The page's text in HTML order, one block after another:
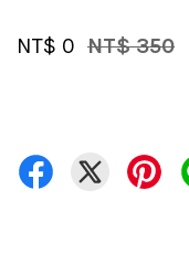
NT$ 0 NT$ 350